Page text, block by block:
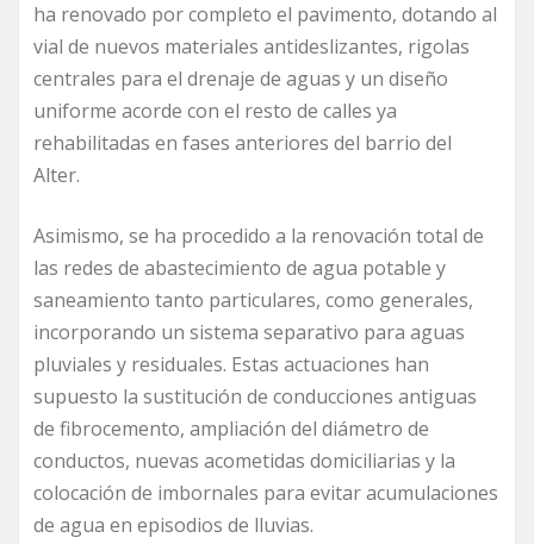
ha renovado por completo el pavimento, dotando al
vial de nuevos materiales antideslizantes, rigolas
centrales para el drenaje de aguas y un diseño
uniforme acorde con el resto de calles ya
rehabilitadas en fases anteriores del barrio del
Alter.
Asimismo, se ha procedido a la renovación total de
las redes de abastecimiento de agua potable y
saneamiento tanto particulares, como generales,
incorporando un sistema separativo para aguas
pluviales y residuales. Estas actuaciones han
supuesto la sustitución de conducciones antiguas
de fibrocemento, ampliación del diámetro de
conductos, nuevas acometidas domiciliarias y la
colocación de imbornales para evitar acumulaciones
de agua en episodios de lluvias.